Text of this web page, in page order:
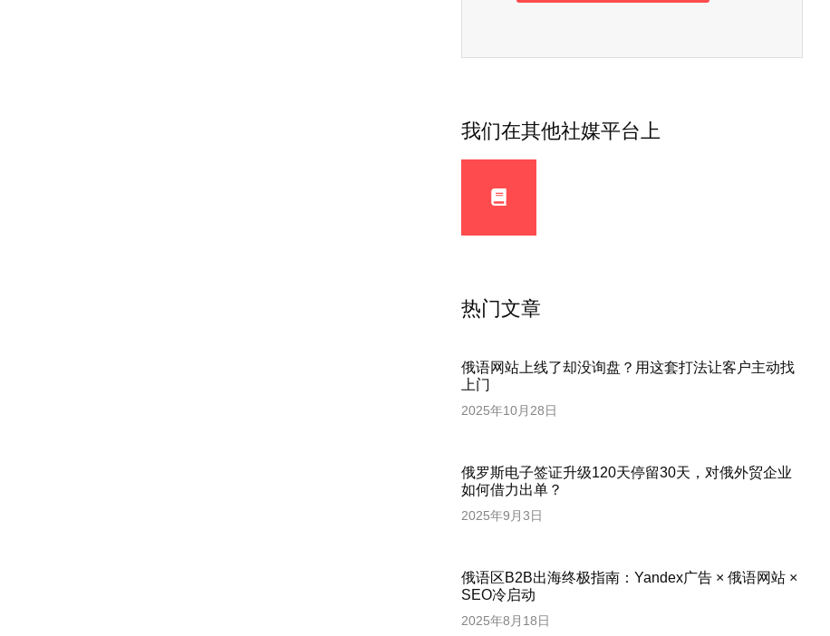
我们在其他社媒平台上
热门文章
俄语网站上线了却没询盘？用这套打法让客户主动找
上门
2025年10月28日
俄罗斯电子签证升级120天停留30天，对俄外贸企业
如何借力出单？
2025年9月3日
俄语区B2B出海终极指南：Yandex广告 × 俄语网站 ×
SEO冷启动
2025年8月18日